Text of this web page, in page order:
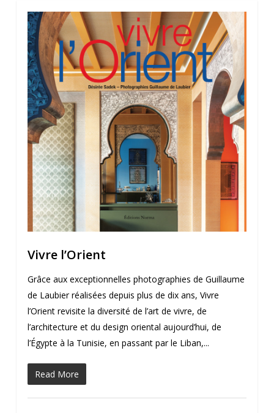
Vivre l’Orient
Grâce aux exceptionnelles photographies de Guillaume
de Laubier réalisées depuis plus de dix ans, Vivre
l’Orient revisite la diversité de l’art de vivre, de
l’architecture et du design oriental aujourd’hui, de
l’Égypte à la Tunisie, en passant par le Liban,...
Read More
0